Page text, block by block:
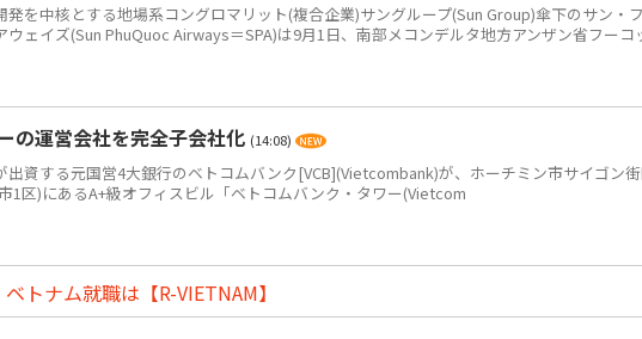
を中核とする地場系コングロマリット(複合企業)サングループ(Sun Group)傘下のサン・フ
ウェイズ(Sun PhuQuoc Airways＝SPA)は9月1日、南部メコンデルタ地方アンザン省フーコ
の運営会社を完全子会社化 (14:08)
資する元国営4大銀行のベトコムバンク[VCB](Vietcombank)が、ホーチミン市サイゴン
1区)にあるA+級オフィスビル「ベトコムバンク・タワー(Vietcom
トナム就職は【R-VIETNAM】